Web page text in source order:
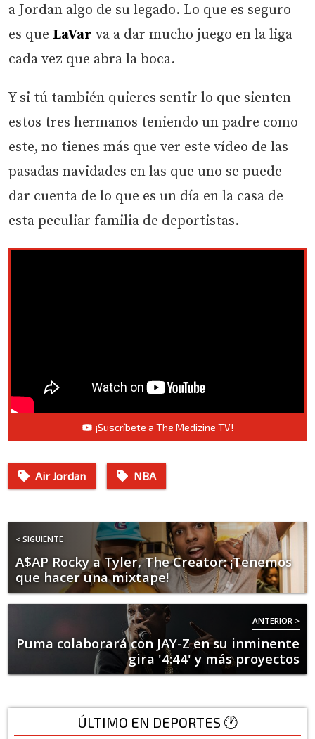
a Jordan algo de su legado. Lo que es seguro
es que LaVar va a dar mucho juego en la liga
cada vez que abra la boca.
Y si tú también quieres sentir lo que sienten
estos tres hermanos teniendo un padre como
este, no tienes más que ver este vídeo de las
pasadas navidades en las que uno se puede
dar cuenta de lo que es un día en la casa de
esta peculiar familia de deportistas.
¡Suscríbete a The Medizine TV!
Air Jordan NBA
< SIGUIENTE
A$AP Rocky a Tyler, The Creator: ¡Tenemos
que hacer una mixtape!
ANTERIOR >
Puma colaborará con JAY-Z en su inminente
gira '4:44' y más proyectos
ÚLTIMO EN DEPORTES 🕐